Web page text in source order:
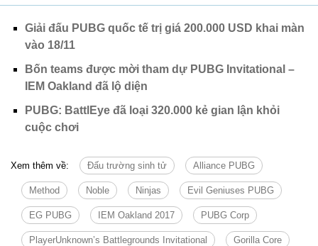
Giải đấu PUBG quốc tế trị giá 200.000 USD khai màn
vào 18/11
Bốn teams được mời tham dự PUBG Invitational –
IEM Oakland đã lộ diện
PUBG: BattlEye đã loại 320.000 kẻ gian lận khỏi
cuộc chơi
Xem thêm về: Đấu trường sinh tử Alliance PUBG
Method Noble Ninjas Evil Geniuses PUBG
EG PUBG IEM Oakland 2017 PUBG Corp
PlayerUnknown’s Battlegrounds Invitational Gorilla Core